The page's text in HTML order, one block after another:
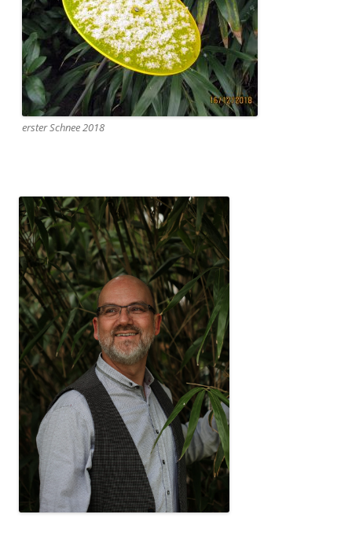
erster Schnee 2018